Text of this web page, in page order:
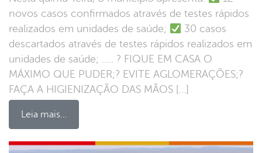
novos casos confirmados através de testes rápidos
realizados em unidades de saúde;
30 casos
descartados através de testes rápidos realizados em
unidades de saúde; ….. ? FIQUE EM CASA O
MÁXIMO QUE PUDER;? EVITE AGLOMERAÇÕES;?
FAÇA A HIGIENIZAÇÃO DAS MÃOS […]
Leia mais…